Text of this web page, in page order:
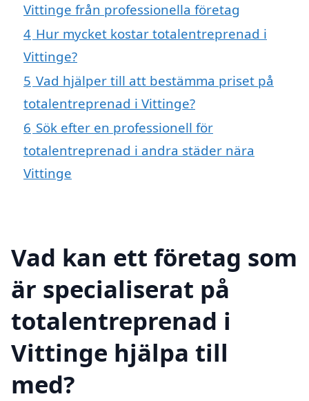
Vittinge från professionella företag
4 Hur mycket kostar totalentreprenad i
Vittinge?
5 Vad hjälper till att bestämma priset på
totalentreprenad i Vittinge?
6 Sök efter en professionell för
totalentreprenad i andra städer nära
Vittinge
Vad kan ett företag som
är specialiserat på
totalentreprenad i
Vittinge hjälpa till
med?